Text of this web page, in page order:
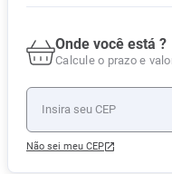
Onde você está ?
Calcule o prazo e
Não sei meu CEP